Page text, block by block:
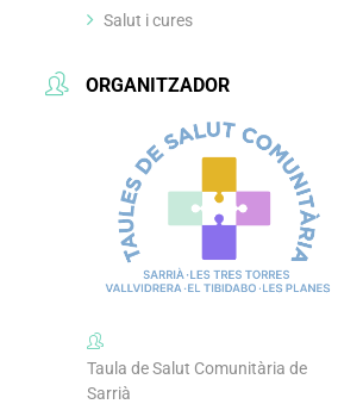
Salut i cures
ORGANITZADOR
Taula de Salut Comunitària de
Sarrià